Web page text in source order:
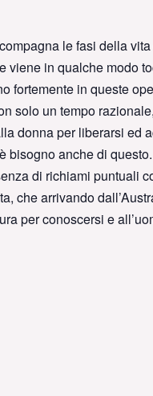
le fasi della
viene in qualche modo
fortemente in queste
solo un tempo
donna per liberarsi ed
bisogno anche di questo.
di richiami puntuali
che arrivando
per conoscersi e